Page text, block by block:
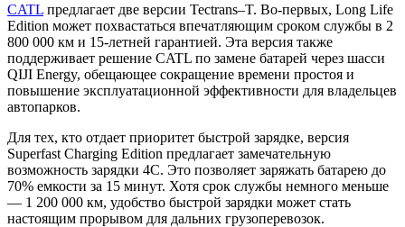
CATL предлагает две версии Tectrans–T. Во-первых, Long Life
Edition может похвастаться впечатляющим сроком службы в 2
800 000 км и 15-летней гарантией. Эта версия также
поддерживает решение CATL по замене батарей через шасси
QIJI Energy, обещающее сокращение времени простоя и
повышение эксплуатационной эффективности для владельцев
автопарков.
Для тех, кто отдает приоритет быстрой зарядке, версия
Superfast Charging Edition предлагает замечательную
возможность зарядки 4C. Это позволяет заряжать батарею до
70% емкости за 15 минут. Хотя срок службы немного меньше
— 1 200 000 км, удобство быстрой зарядки может стать
настоящим прорывом для дальних грузоперевозок.